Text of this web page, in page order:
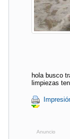
hola busco
limpiezas
Anuncio